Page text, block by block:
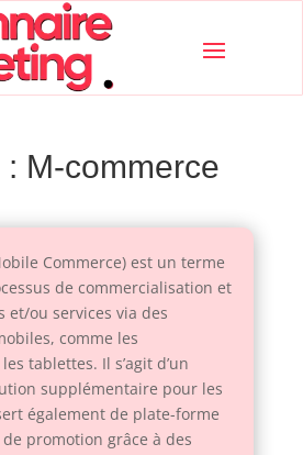
M-commerce
Commerce) est un terme
de commercialisation et
et/ou services via des
comme les
tablettes. Il s’agit d’un
supplémentaire pour les
également de plate-forme
promotion grâce à des